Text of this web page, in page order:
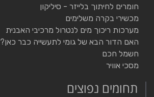
חומרים לחיתוך בלייזר - סיליקון
מכשירי בקרה משלימים
מערכות ריכוך מים לנטרול מרכיבי האבנית
האם הדור הבא של גומי לתעשייה כבר כאן?
חשמל חכם
מסכי אוויר
תחומים נפוצים